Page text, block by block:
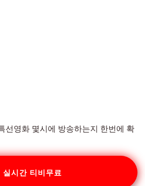
선영화 몇시에 방송하는지 한번에 확
실시간 티비무료